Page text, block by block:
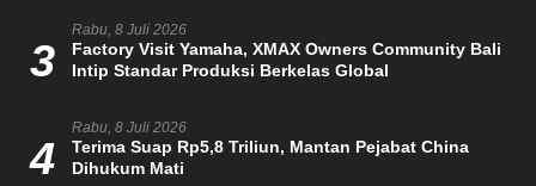
3
Rabu, 8 Juli 2026
Factory Visit Yamaha, XMAX Owners Community Bali
Intip Standar Produksi Berkelas Global
4
Rabu, 8 Juli 2026
Terima Suap Rp5,8 Triliun, Mantan Pejabat China
Dihukum Mati